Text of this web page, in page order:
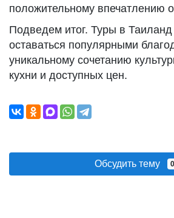
положительному впечатлению
Подведем итог. Туры в
оставаться популярными
уникальному сочетанию
кухни и доступных цен.
Обсудить тему 0